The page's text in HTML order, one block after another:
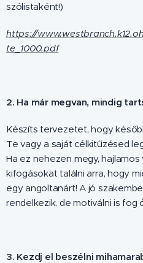
szólistaként!)
https://
te_1000.pdf
2. Ha már megvan, mindig
Készíts tervezetet, hogy
Te vagy a saját célkitűzésed
Ha ez nehezen megy,
kifogásokat találni arra, hogy
egy angoltanárt! A jó
rendelkezik, de motiválni is fog
3. Kezdj el beszélni